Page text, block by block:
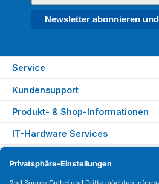
Newsletter abonnieren
Service
Kundensupport
Produkt- & Shop-Informationen
IT-Hardware Services
Versandarten